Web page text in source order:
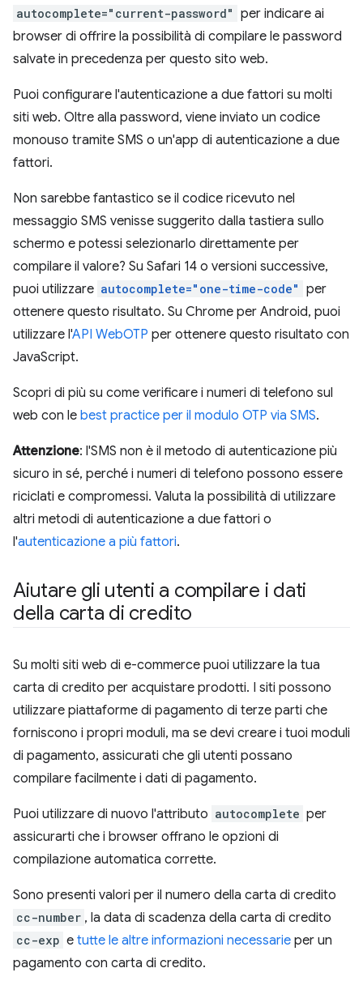
autocomplete="current-password" per indicare ai
browser di offrire la possibilità di compilare le password
salvate in precedenza per questo sito web.
Puoi configurare l'autenticazione a due fattori su molti
siti web. Oltre alla password, viene inviato un codice
monouso tramite SMS o un'app di autenticazione a due
fattori.
Non sarebbe fantastico se il codice ricevuto nel
messaggio SMS venisse suggerito dalla tastiera sullo
schermo e potessi selezionarlo direttamente per
compilare il valore? Su Safari 14 o versioni successive,
puoi utilizzare autocomplete="one-time-code" per
ottenere questo risultato. Su Chrome per Android, puoi
utilizzare l'API WebOTP per ottenere questo risultato con
JavaScript.
Scopri di più su come verificare i numeri di telefono sul
web con le best practice per il modulo OTP via SMS.
Attenzione: l'SMS non è il metodo di autenticazione più
sicuro in sé, perché i numeri di telefono possono essere
riciclati e compromessi. Valuta la possibilità di utilizzare
altri metodi di autenticazione a due fattori o
l'autenticazione a più fattori.
Aiutare gli utenti a compilare i dati
della carta di credito
Su molti siti web di e-commerce puoi utilizzare la tua
carta di credito per acquistare prodotti. I siti possono
utilizzare piattaforme di pagamento di terze parti che
forniscono i propri moduli, ma se devi creare i tuoi moduli
di pagamento, assicurati che gli utenti possano
compilare facilmente i dati di pagamento.
Puoi utilizzare di nuovo l'attributo autocomplete per
assicurarti che i browser offrano le opzioni di
compilazione automatica corrette.
Sono presenti valori per il numero della carta di credito
cc-number , la data di scadenza della carta di credito
cc-exp e tutte le altre informazioni necessarie per un
pagamento con carta di credito.